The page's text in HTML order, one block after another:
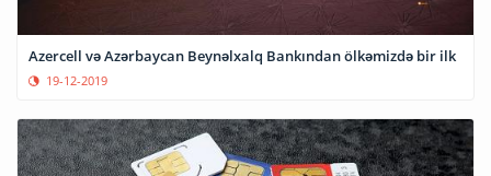
Azercell və Azərbaycan Beynəlxalq Bankından ölkəmizdə bir ilk
19-12-2019